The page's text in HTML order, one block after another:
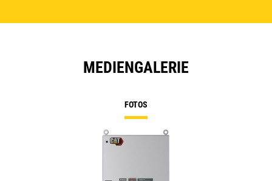
MEDIENGALERIE
FOTOS